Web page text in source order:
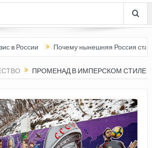
Почему нынешняя Россия стала хуже,
ПРОМЕНАД В ИМПЕРСКОМ СТИЛЕ